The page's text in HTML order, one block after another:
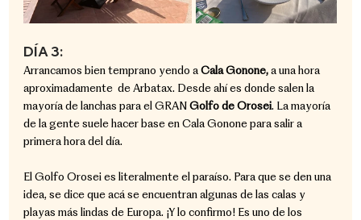
DÍA 3:
Arrancamos bien temprano yendo a Cala Gonone, a una hora
aproximadamente  de Arbatax. Desde ahí es donde salen la
mayoría de lanchas para el GRAN Golfo de Orosei. La mayoría
de la gente suele hacer base en Cala Gonone para salir a
primera hora del día.
El Golfo Orosei es literalmente el paraíso. Para que se den una
idea, se dice que acá se encuentran algunas de las calas y
playas más lindas de Europa. ¡Y lo confirmo! Es uno de los